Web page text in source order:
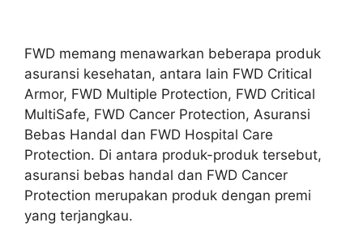
FWD memang menawarkan beberapa produk
asuransi kesehatan, antara lain FWD Critical
Armor, FWD Multiple Protection, FWD Critical
MultiSafe, FWD Cancer Protection, Asuransi
Bebas Handal dan FWD Hospital Care
Protection. Di antara produk-produk tersebut,
asuransi bebas handal dan FWD Cancer
Protection merupakan produk dengan premi
yang terjangkau.